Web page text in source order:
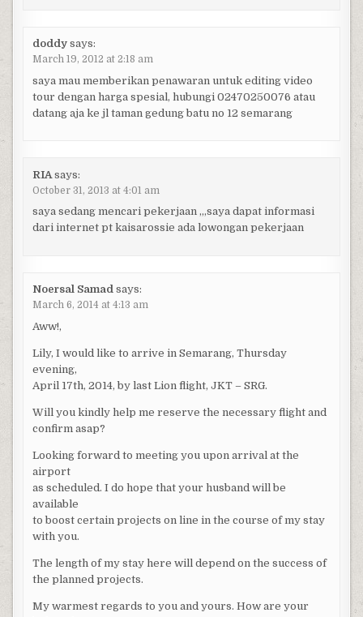
doddy says:
March 19, 2012 at 2:18 am
saya mau memberikan penawaran untuk editing video
tour dengan harga spesial, hubungi 02470250076 atau
datang aja ke jl taman gedung batu no 12 semarang
RIA says:
October 31, 2013 at 4:01 am
saya sedang mencari pekerjaan ,,,saya dapat informasi
dari internet pt kaisarossie ada lowongan pekerjaan
Noersal Samad says:
March 6, 2014 at 4:13 am
Aww!,
Lily, I would like to arrive in Semarang, Thursday
evening,
April 17th, 2014, by last Lion flight, JKT – SRG.
Will you kindly help me reserve the necessary flight and
confirm asap?
Looking forward to meeting you upon arrival at the
airport
as scheduled. I do hope that your husband will be
available
to boost certain projects on line in the course of my stay
with you.
The length of my stay here will depend on the success of
the planned projects.
My warmest regards to you and yours. How are your